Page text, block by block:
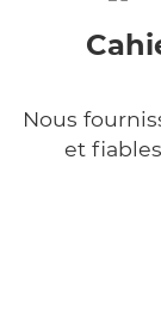
Nous
et